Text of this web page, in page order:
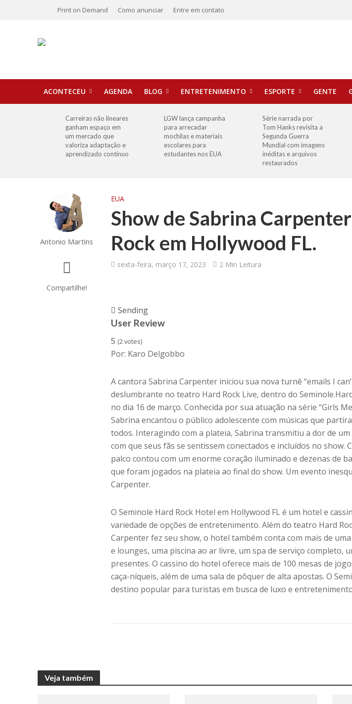
Print on Demand Como anunciar Entre em contato
ACONTECEU AGENDA BLOG ENTRETENIMENTO ESPORTE GENTE
Carreiras não lineares
ganham espaço em
um mercado que
valoriza adaptação e
aprendizado contínuo
LGW lança campanha
para arrecadar
mochilas e materiais
escolares para
estudantes nos EUA
Série narrada por
Tom Hanks revisita a
Segunda Guerra
Mundial com imagens
inéditas e arquivos
restaurados
Antonio Martins
Compartilhe!
EUA
Show de Sabrina
Rock em Hollywood FL.
sexta-feira, março 17, 2023 2 Min Leitura
Sending
User Review
5 (2votes)
Por: Karo Delgobbo
A cantora Sabrina Carpenter iniciou sua nova turnê “emails I
deslumbrante no teatro Hard Rock Live, dentro do
no dia 16 de março. Conhecida por sua atuação na série “Girls
Sabrina encantou o público adolescente com músicas que
todos. Interagindo com a plateia, Sabrina transmitiu a dor de
com que seus fãs se sentissem conectados e incluídos no show.
palco contou com um enorme coração iluminado e dezenas de
que foram jogados na plateia ao final do show. Um evento
Carpenter.
O Seminole Hard Rock Hotel em Hollywood FL é um hotel e
variedade de opções de entretenimento. Além do teatro Hard
Carpenter fez seu show, o hotel também conta com mais de
e lounges, uma piscina ao ar livre, um spa de serviço completo,
presentes. O cassino do hotel oferece mais de 100 mesas de
caça-níqueis, além de uma sala de pôquer de alta apostas. O
destino popular para turistas em busca de luxo e
Veja também